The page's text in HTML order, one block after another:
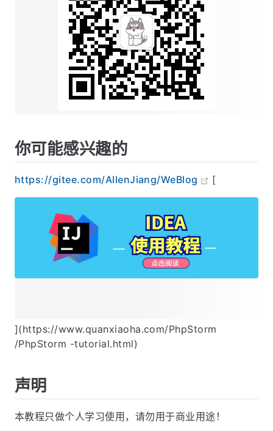
你可能感兴趣的
https://gitee.com/AllenJiang/WeBlog [
](https://www.quanxiaoha.com/PhpStorm
/PhpStorm -tutorial.html)
声明
本教程只做个人学习使用，请勿用于商业用途！